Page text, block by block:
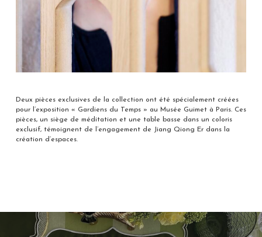
Deux pièces exclusives de la collection ont été spécialement créées
pour l’exposition « Gardiens du Temps » au Musée Guimet à Paris. Ces
pièces, un siège de méditation et une table basse dans un coloris
exclusif, témoignent de l’engagement de Jiang Qiong Er dans la
création d’espaces.